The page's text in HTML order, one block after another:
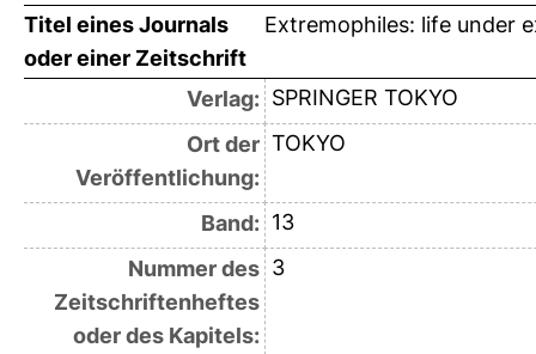
Titel eines Journals
oder einer Zeitschrift
Extremophiles: life under
Verlag: SPRINGER TOKYO
Ort der
Veröffentlichung:
TOKYO
Band: 13
Nummer des
Zeitschriftenheftes
oder des Kapitels:
3